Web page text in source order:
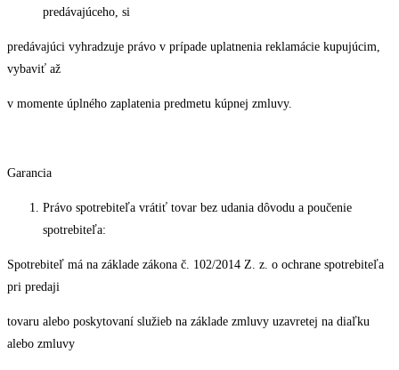
predávajúceho, si
predávajúci vyhradzuje právo v prípade uplatnenia reklamácie kupujúcim,
vybaviť až
v momente úplného zaplatenia predmetu kúpnej zmluvy.
Garancia
Právo spotrebiteľa vrátiť tovar bez udania dôvodu a poučenie
spotrebiteľa:
Spotrebiteľ má na základe zákona č. 102/2014 Z. z. o ochrane spotrebiteľa
pri predaji
tovaru alebo poskytovaní služieb na základe zmluvy uzavretej na diaľku
alebo zmluvy